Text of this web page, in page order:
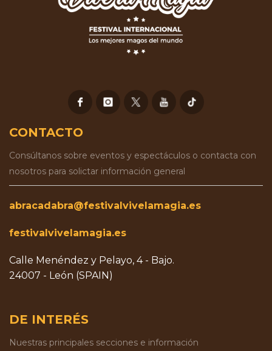
CONTACTO
Consúltanos sobre eventos y espectáculos o contacta con
nosotros para solictar información general
abracadabra@festivalvivelamagia.es
festivalvivelamagia.es
Calle Menéndez y Pelayo, 4 - Bajo.
24007 - León (SPAIN)
DE INTERÉS
Nuestras principales secciones e información